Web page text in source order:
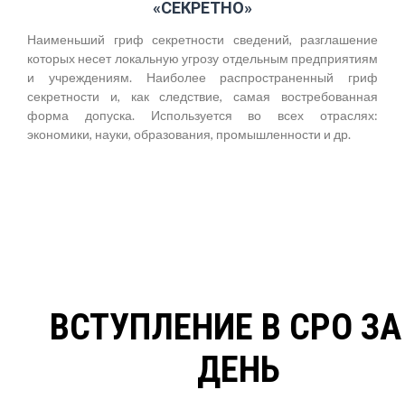
«СЕКРЕТНО»
Наименьший гриф секретности сведений, разглашение
которых несет локальную угрозу отдельным предприятиям
и учреждениям. Наиболее распространенный гриф
секретности и, как следствие, самая востребованная
форма допуска. Используется во всех отраслях:
экономики, науки, образования, промышленности и др.
ВСТУПЛЕНИЕ В СРО
ДЕНЬ